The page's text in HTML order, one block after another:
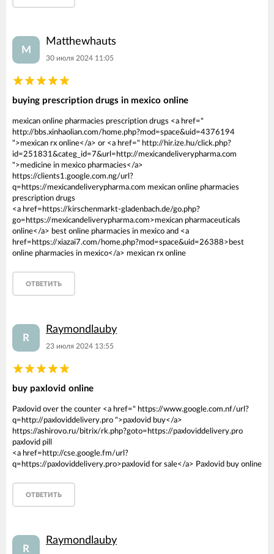
M
Matthewhauts
30 июля 2024 11:05
buying prescription drugs in mexico online
mexican online pharmacies prescription drugs <a href="
http://bbs.xinhaolian.com/home.php?mod=space&uid=4376194
">mexican rx online</a> or <a href=" http://hir.ize.hu/click.php?
id=251831&categ_id=7&url=http://mexicandeliverypharma.com
">medicine in mexico pharmacies</a>
https://clients1.google.com.ng/url?
q=https://mexicandeliverypharma.com mexican online pharmacies
prescription drugs
<a href=https://kirschenmarkt-gladenbach.de/go.php?
go=https://mexicandeliverypharma.com>mexican pharmaceuticals
online</a> best online pharmacies in mexico and <a
href=https://xiazai7.com/home.php?mod=space&uid=26388>best
online pharmacies in mexico</a> mexican rx online
ОТВЕТИТЬ
R
Raymondlauby
23 июля 2024 13:55
buy paxlovid online
Paxlovid over the counter <a href=" https://www.google.com.nf/url?
q=http://paxloviddelivery.pro ">paxlovid buy</a>
https://ashirovo.ru/bitrix/rk.php?goto=https://paxloviddelivery.pro
paxlovid pill
<a href=http://cse.google.fm/url?
q=https://paxloviddelivery.pro>paxlovid for sale</a> Paxlovid buy online
ОТВЕТИТЬ
R
Raymondlauby